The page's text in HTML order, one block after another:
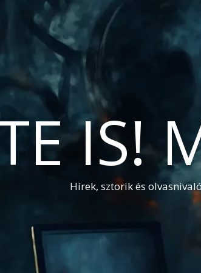
IS!
Hírek, sztorik és